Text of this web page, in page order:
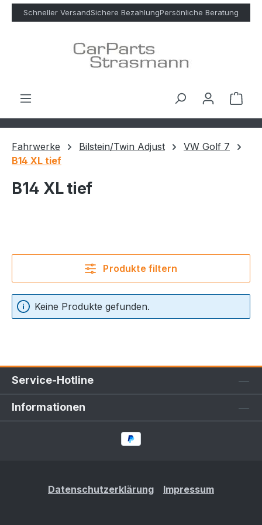
Zum Hauptinhalt springen
Schneller VersandSichere BezahlungPersönliche Beratung
Fahrwerke Bilstein/Twin Adjust
VW Golf 7
B14 XL tief
B14 XL tief
Produkte filtern
Keine Produkte gefunden.
Service-Hotline
Informationen
Datenschutzerklärung Impressum